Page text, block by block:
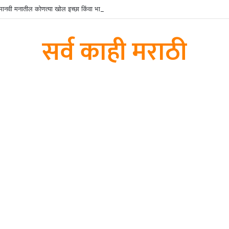
मनातील कोणत्या खोल इच्छा किंवा भावना समजून घेता येतात?
सर्व काही मराठी